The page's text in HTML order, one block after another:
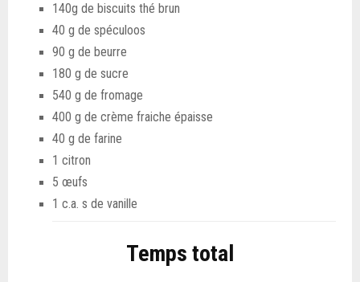
140g de biscuits thé brun
40 g de spéculoos
90 g de beurre
180 g de sucre
540 g de fromage
400 g de crème fraiche épaisse
40 g de farine
1 citron
5 œufs
1 c.a. s de vanille
Temps total